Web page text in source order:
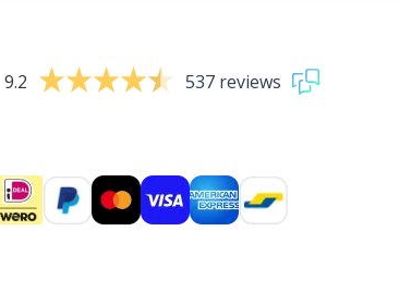
9.2 537 reviews